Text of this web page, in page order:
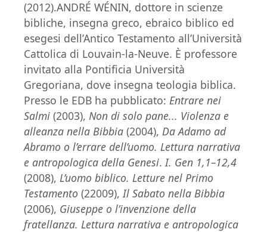
(2012).ANDRÉ WÉNIN, dottore in scienze
bibliche, insegna greco, ebraico biblico ed
esegesi dell’Antico Testamento all’Università
Cattolica di Louvain-la-Neuve. È professore
invitato alla Pontificia Università
Gregoriana, dove insegna teologia biblica.
Presso le EDB ha pubblicato: Entrare nei
Salmi (2003), Non di solo pane... Violenza e
alleanza nella Bibbia (2004), Da Adamo ad
Abramo o l’errare dell’uomo. Lettura narrativa
e antropologica della Genesi. I. Gen 1,1–12,4
(2008), L’uomo biblico. Letture nel Primo
Testamento (22009),Il Sabato nella Bibbia
(2006), Giuseppe o l’invenzione della
fratellanza. Lettura narrativa e antropologica